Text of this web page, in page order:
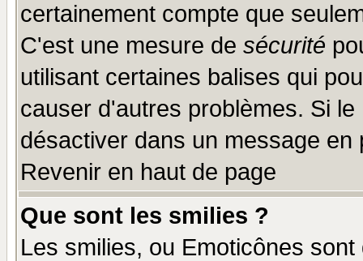
certainement compte que
C'est une mesure de sécurité
utilisant certaines balises qui
causer d'autres problèmes. Si
désactiver dans un message
Revenir en haut de page
Que sont les smilies ?
Les smilies, ou Emoticônes